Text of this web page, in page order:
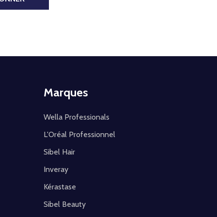
Marques
Wella Professionals
L'Oréal Professionnel
Sibel Hair
Inveray
Kérastase
Sibel Beauty